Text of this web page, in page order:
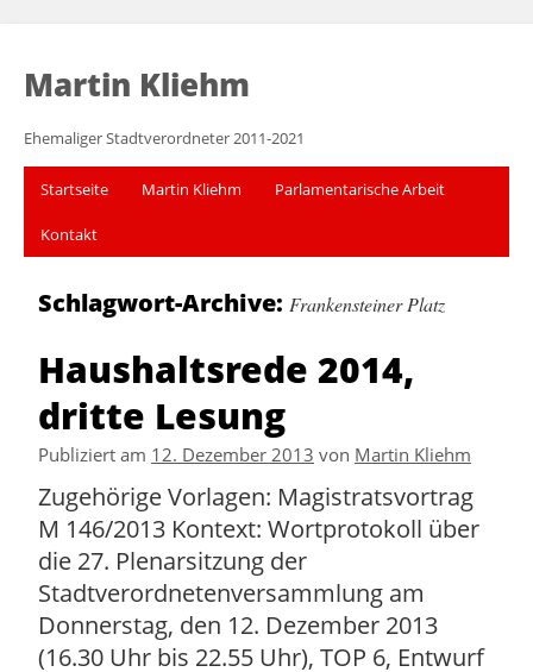
Martin Kliehm
Ehemaliger Stadtverordneter 2011-2021
Startseite Martin Kliehm Parlamentarische Arbeit
Kontakt
Schlagwort-Archive: Frankensteiner Platz
Haushaltsrede 2014,
dritte Lesung
Publiziert am 12. Dezember 2013 von Martin Kliehm
Zugehörige Vorlagen: Magistratsvortrag
M 146/2013 Kontext: Wortprotokoll über
die 27. Plenarsitzung der
Stadtverordnetenversammlung am
Donnerstag, den 12. Dezember 2013
(16.30 Uhr bis 22.55 Uhr), TOP 6, Entwurf